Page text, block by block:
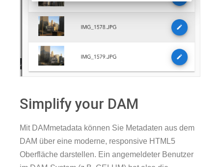
Simplify your DAM
Mit DAMmetadata können Sie Metadaten aus dem
DAM über eine moderne, responsive HTML5
Oberfläche darstellen. Ein angemeldeter Benutzer